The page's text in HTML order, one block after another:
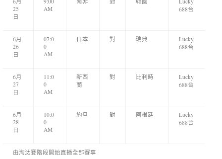
25
日
AM
688台
6月
26
日
07:0
0
AM
日本 對 瑞典
Lucky
688台
6月
27
日
11:0
0
AM
新西
蘭
對 比利時
Lucky
688台
6月
28
日
10:0
0
AM
約旦 對 阿根廷
Lucky
688台
由淘汰賽階段開始直播全部賽事